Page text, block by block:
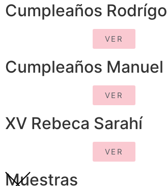
Cumpleaños Rodrígo
VER
Cumpleaños Manuel
VER
XV Rebeca Sarahí
VER
Muestras